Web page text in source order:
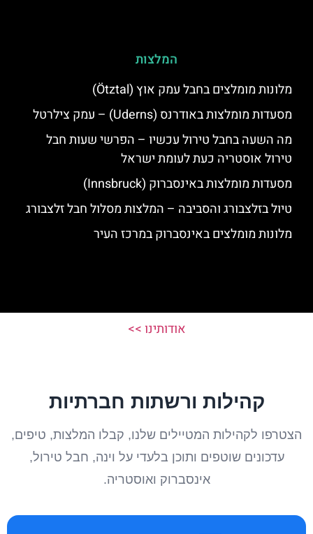
המלצות
מלונות מומלצים בחבל עמק אוץ (Ötztal)
מסעדות מומלצות באודרנס (Uderns) – עמק צילרטל
מה השעה בחבל טירול עכשיו – הפרשי שעות חבל
טירול אוסטריה כעת לעומת ישראל
מסעדות מומלצות באינסברוק (Innsbruck)
טיול בזלצבורג והסביבה – המלצות מסלול חבל זלצבורג
מלונות מומלצים באינסברוק במרכז העיר
אודותינו >>
קהילות ורשתות חברתיות
הצטרפו לקהילות המטיילים שלנו, קבלו המלצות, טיפים,
עדכונים שוטפים ותוכן בלעדי על וינה, חבל טירול,
אינסברוק ואוסטריה.